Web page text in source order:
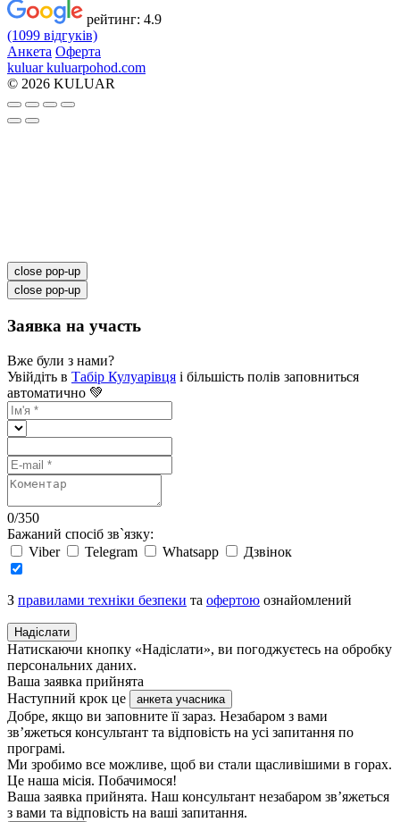
рейтинг: 4.9
(1099 відгуків)
Анкета Оферта
kuluar kuluarpohod.com
© 2026 KULUAR
close pop-up
close pop-up
Заявка на участь
Вже були з нами?
Увійдіть в Табір Кулуарівця і більшість полів заповниться
автоматично 💚
0/350
Бажаний спосіб зв`язку:
Viber
Telegram Whatsapp Дзвінок
З правилами техніки безпеки та офертою ознайомлений
Надіслати
Натискаючи кнопку «Надіслати», ви погоджуєтесь на обробку
персональних даних.
Ваша заявка прийнята
Наступний крок це
анкета учасника
Добре, якщо ви заповните її зараз. Незабаром з вами
зв’яжеться консультант та відповість на усі запитання по
програмі.
Ми зробимо все можливе, щоб ви стали щасливішими в горах.
Це наша місія. Побачимося!
Ваша заявка прийнята. Наш консультант незабаром зв’яжеться
з вами та відповість на ваші запитання.